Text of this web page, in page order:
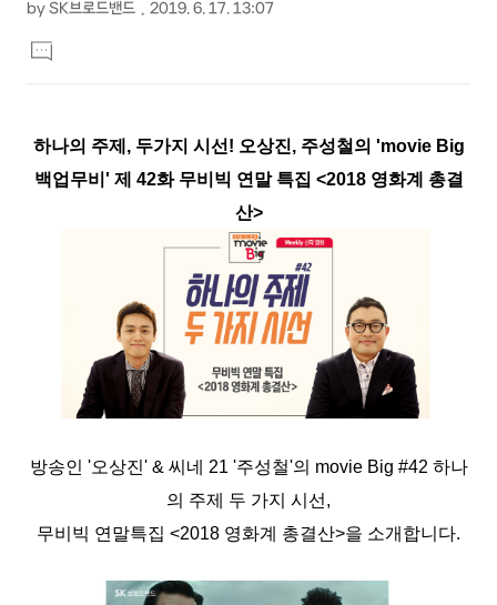
by SK브로드밴드 2019. 6. 17. 13:07
문
댓
글
하나의 주제, 두가지 시선! 오상진, 주성철의 'movie Big
백업무비' 제 42화 무비빅 연말 특집 <2018 영화계 총결
산>
방송인 '오상진' & 씨네 21 '주성철'의 movie Big #42 하나
의 주제 두 가지 시선,
무비빅 연말특집 <2018 영화계 총결산>을 소개합니다.